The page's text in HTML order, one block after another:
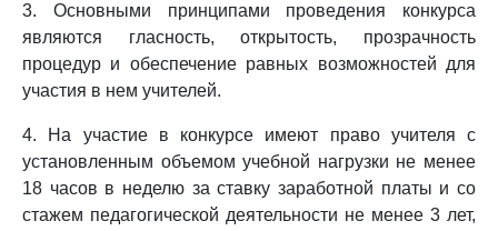
3. Основными принципами проведения конкурса
являются гласность, открытость, прозрачность
процедур и обеспечение равных возможностей для
участия в нем учителей.
4. На участие в конкурсе имеют право учителя с
установленным объемом учебной нагрузки не менее
18 часов в неделю за ставку заработной платы и со
стажем педагогической деятельности не менее 3 лет,